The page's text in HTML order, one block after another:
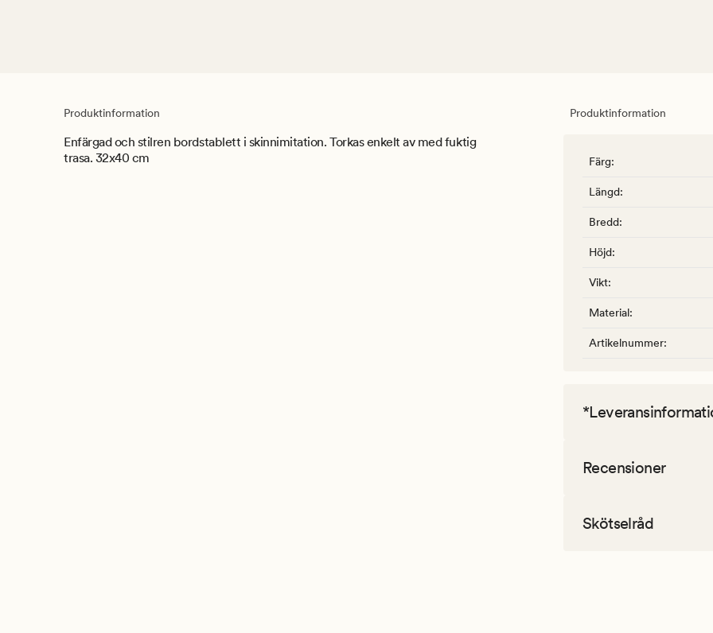
Produktinformation
Enfärgad och stilren bordstablett i skinnimitation. Torkas enkelt av med fuktig
trasa. 32x40 cm
Produktinformation
Färg:
Längd:
Bredd:
Höjd:
Vikt:
Material:
Artikelnummer:
Recensioner
Skötselråd